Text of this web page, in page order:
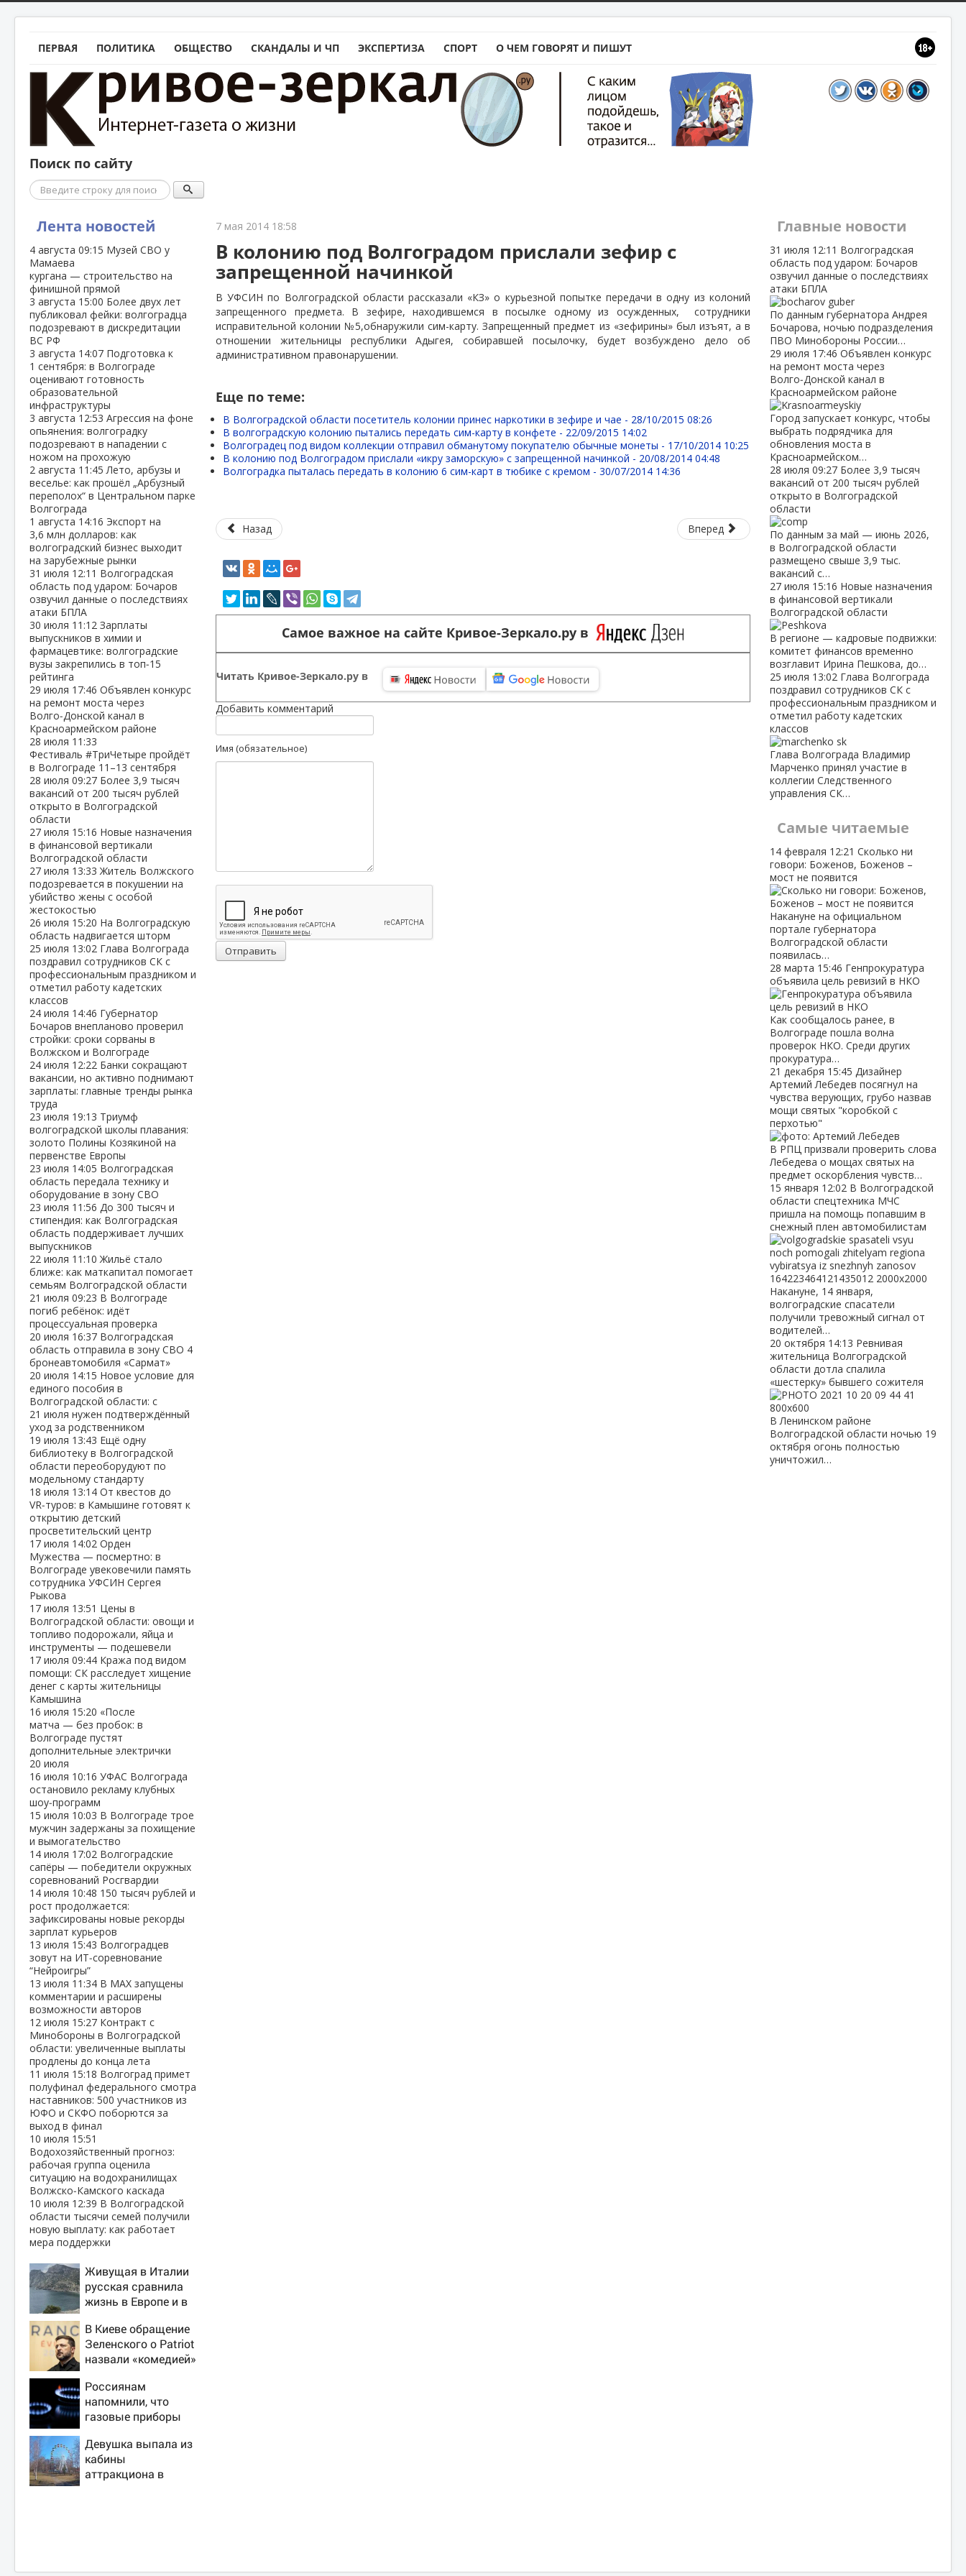
ПЕРВАЯ ПОЛИТИКА ОБЩЕСТВО СКАНДАЛЫ И ЧП ЭКСПЕРТИЗА СПОРТ О ЧЕМ ГОВОРЯТ И ПИШУТ
Поиск по сайту
Поиск
Лента новостей
4 августа 09:15 Музей СВО у
Мамаева
кургана — строительство на
финишной прямой
3 августа 15:00 Более двух лет
публиковал фейки: волгоградца
подозревают в дискредитации
ВС РФ
3 августа 14:07 Подготовка к
1 сентября: в Волгограде
оценивают готовность
образовательной
инфраструктуры
3 августа 12:53 Агрессия на фоне
опьянения: волгоградку
подозревают в нападении с
ножом на прохожую
2 августа 11:45Лето, арбузы и
веселье: как прошёл „Арбузный
переполох“ в Центральном парке
Волгограда
1 августа 14:16 Экспорт на
3,6 млн долларов: как
волгоградский бизнес выходит
на зарубежные рынки
31 июля 12:11 Волгоградская
область под ударом: Бочаров
озвучил данные о последствиях
атаки БПЛА
30 июля 11:12 Зарплаты
выпускников в химии и
фармацевтике: волгоградские
вузы закрепились в топ‑15
рейтинга
29 июля 17:46 Объявлен конкурс
на ремонт моста через
Волго‑Донской канал в
Красноармейском районе
28 июля 11:33
Фестиваль #ТриЧетыре пройдёт
в Волгограде 11–13 сентября
28 июля 09:27 Более 3,9 тысяч
вакансий от 200 тысяч рублей
открыто в Волгоградской
области
27 июля 15:16 Новые назначения
в финансовой вертикали
Волгоградской области
27 июля 13:33Житель Волжского
подозревается в покушении на
убийство жены с особой
жестокостью
26 июля 15:20 На Волгоградскую
область надвигается шторм
25 июля 13:02 Глава Волгограда
поздравил сотрудников СК с
профессиональным праздником и
отметил работу кадетских
классов
24 июля 14:46 Губернатор
Бочаров внепланово проверил
стройки: сроки сорваны в
Волжском и Волгограде
24 июля 12:22 Банки сокращают
вакансии, но активно поднимают
зарплаты: главные тренды рынка
труда
23 июля 19:13 Триумф
волгоградской школы плавания:
золото Полины Козякиной на
первенстве Европы
23 июля 14:05 Волгоградская
область передала технику и
оборудование в зону СВО
23 июля 11:56 До 300 тысяч и
стипендия: как Волгоградская
область поддерживает лучших
выпускников
22 июля 11:10Жильё стало
ближе: как маткапитал помогает
семьям Волгоградской области
21 июля 09:23 В Волгограде
погиб ребёнок: идёт
процессуальная проверка
20 июля 16:37 Волгоградская
область отправила в зону СВО 4
бронеавтомобиля «Сармат»
20 июля 14:15 Новое условие для
единого пособия в
Волгоградской области: с
21 июля нужен подтверждённый
уход за родственником
19 июля 13:43 Ещё одну
библиотеку в Волгоградской
области переоборудуют по
модельному стандарту
18 июля 13:14 От квестов до
VR‑туров: в Камышине готовят к
открытию детский
просветительский центр
17 июля 14:02 Орден
Мужества — посмертно: в
Волгограде увековечили память
сотрудника УФСИН Сергея
Рыкова
17 июля 13:51 Цены в
Волгоградской области: овощи и
топливо подорожали, яйца и
инструменты — подешевели
17 июля 09:44 Кража под видом
помощи: СК расследует хищение
денег с карты жительницы
Камышина
16 июля 15:20 «После
матча — без пробок: в
Волгограде пустят
дополнительные электрички
20 июля
16 июля 10:16 УФАС Волгограда
остановило рекламу клубных
шоу‑программ
15 июля 10:03 В Волгограде трое
мужчин задержаны за похищение
и вымогательство
14 июля 17:02 Волгоградские
сапёры — победители окружных
соревнований Росгвардии
14 июля 10:48 150 тысяч рублей и
рост продолжается:
зафиксированы новые рекорды
зарплат курьеров
13 июля 15:43 Волгоградцев
зовут на ИТ‑соревнование
“Нейроигры”
13 июля 11:34 В МАХ запущены
комментарии и расширены
возможности авторов
12 июля 15:27 Контракт с
Минобороны в Волгоградской
области: увеличенные выплаты
продлены до конца лета
11 июля 15:18 Волгоград примет
полуфинал федерального смотра
наставников: 500 участников из
ЮФО и СКФО поборются за
выход в финал
10 июля 15:51
Водохозяйственный прогноз:
рабочая группа оценила
ситуацию на водохранилищах
Волжско‑Камского каскада
10 июля 12:39 В Волгоградской
области тысячи семей получили
новую выплату: как работает
мера поддержки
Живущая в Италии
русская сравнила
жизнь в Европе и в
В Киеве обращение
Зеленского о Patriot
назвали «комедией»
Россиянам
напомнили, что
газовые приборы
ремонтировать
самостоятельно
Девушка выпала из
кабины
аттракциона в
7 мая 2014 18:58
В колонию под Волгоградом прислали зефир с
запрещенной начинкой
В УФСИН по Волгоградской области рассказали «КЗ» о курьезной попытке передачи в одну из колоний
запрещенного предмета. В зефире, находившемся в посылке одному из осужденных,
сотрудники
исправительной колонии №5,обнаружили сим-карту. Запрещенный предмет из «зефирины» был изъят, а в
отношении жительницы республики Адыгея, собиравшей посылочку, будет возбуждено дело об
административном правонарушении.
Еще по теме:
В Волгоградской области посетитель колонии принес наркотики в зефире и чае - 28/10/2015 08:26
В волгоградскую колонию пытались передать сим-карту в конфете - 22/09/2015 14:02
Волгоградец под видом коллекции отправил обманутому покупателю обычные монеты - 17/10/2014 10:25
В колонию под Волгоградом прислали «икру заморскую» с запрещенной начинкой - 20/08/2014 04:48
Волгоградка пыталась передать в колонию 6 сим-карт в тюбике с кремом -30/07/2014 14:36
Назад Вперед
Самое важное на сайте Кривое-Зеркало.ру в
Читать Кривое-Зеркало.ру в
Добавить комментарий
Имя (обязательное)
Отправить
Главные новости
31 июля 12:11 Волгоградская
область под ударом: Бочаров
озвучил данные о последствиях
атаки БПЛА
По данным губернатора Андрея
Бочарова, ночью подразделения
ПВО Минобороны России…
29 июля 17:46 Объявлен конкурс
на ремонт моста через
Волго‑Донской канал в
Красноармейском районе
Город запускает конкурс, чтобы
выбрать подрядчика для
обновления моста в
Красноармейском…
28 июля 09:27 Более 3,9 тысяч
вакансий от 200 тысяч рублей
открыто в Волгоградской
области
По данным за май — июнь 2026,
в Волгоградской области
размещено свыше 3,9 тыс.
вакансий с…
27 июля 15:16 Новые назначения
в финансовой вертикали
Волгоградской области
В регионе — кадровые подвижки:
комитет финансов временно
возглавит Ирина Пешкова, до…
25 июля 13:02 Глава Волгограда
поздравил сотрудников СК с
профессиональным праздником и
отметил работу кадетских
классов
Глава Волгограда Владимир
Марченко принял участие в
коллегии Следственного
управления СК…
Самые читаемые
14 февраля 12:21 Сколько ни
говори: Боженов, Боженов –
мост не появится
Накануне на официальном
портале губернатора
Волгоградской области
появилась…
28 марта 15:46 Генпрокуратура
объявила цель ревизий в НКО
Как сообщалось ранее, в
Волгограде пошла волна
проверок НКО. Среди других
прокуратура…
21 декабря 15:45 Дизайнер
Артемий Лебедев посягнул на
чувства верующих, грубо назвав
мощи святых "коробкой с
перхотью"
В РПЦ призвали проверить слова
Лебедева о мощах святых на
предмет оскорбления чувств…
15 января 12:02 В Волгоградской
области спецтехника МЧС
пришла на помощь попавшим в
снежный плен автомобилистам
Накануне, 14 января,
волгоградские спасатели
получили тревожный сигнал от
водителей…
20 октября 14:13 Ревнивая
жительница Волгоградской
области дотла спалила
«шестерку» бывшего сожителя
В Ленинском районе
Волгоградской области ночью 19
октября огонь полностью
уничтожил…